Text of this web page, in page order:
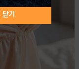
닫기